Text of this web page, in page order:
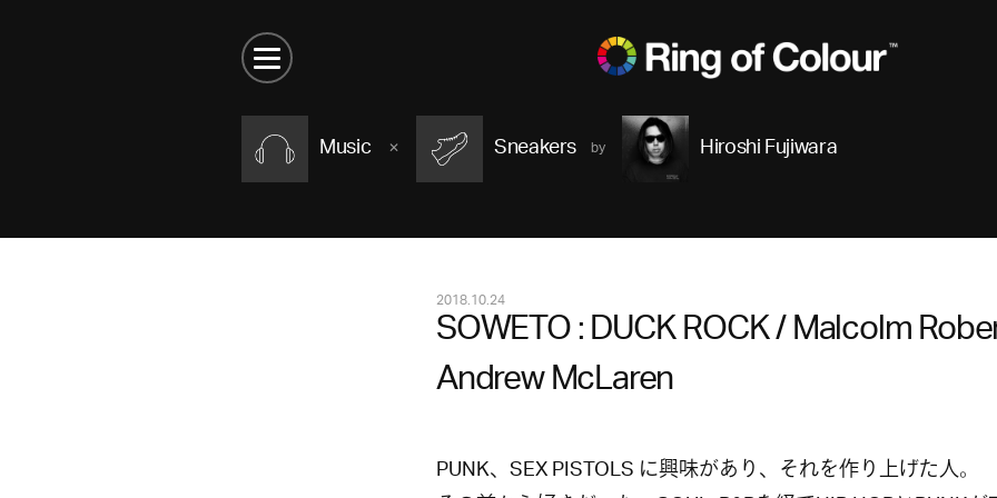
Music Sneakers Hiroshi Fujiwara
2018.10.24
SOWETO : DUCK ROCK / Malcolm
Andrew McLaren
PUNK、SEX PISTOLS に興味があり、それを作り上げた人。